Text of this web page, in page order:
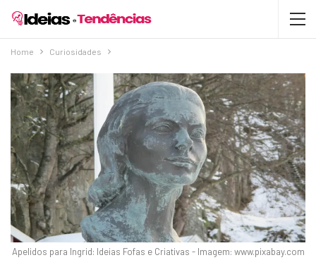
Home Curiosidades
Apelidos para Ingrid: Ideias Fofas e Criativas - Imagem: www.pixabay.com